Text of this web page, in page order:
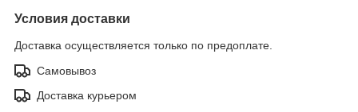
Условия доставки
Доставка осуществляется только по предоплате.
Самовывоз
Доставка курьером